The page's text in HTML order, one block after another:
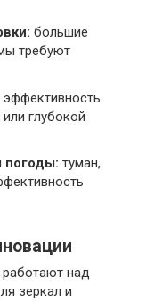
большие
требуют
эффективность
глубокой
погоды: туман,
над
зеркал и